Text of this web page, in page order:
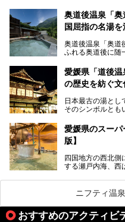
ばれていて、自転
人に嬉しい工夫が
ナまで種類豊富で
ポイントについて
きたくなること間
奥道後温泉「
国屈指の名湯を
奥道後温泉「奥道
ふれる奥道後に随
露天風呂。日々の
す。
ト。今回はニフテ
物の大露天風呂「
その魅力をご紹介
愛媛県「道後
の歴史を紡ぐ文
日本最古の湯とし
そのシンボルとも
いた保存修理工事
全館営業再開とな
愛媛県のスー
版】
四国地方の西北側
する瀬戸内海、西
な自然と、温暖な
日本最古の温泉
ある愛媛県は、
方を代表する人気
銭湯をピックアッ
ニフティ温
おすすめのアクティビ